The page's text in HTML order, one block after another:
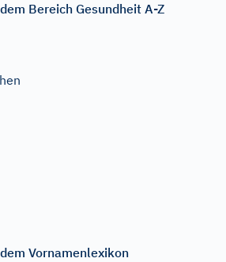
Bereich Gesundheit A-Z
Vornamenlexikon